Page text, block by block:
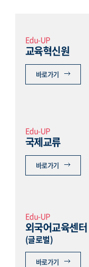
Edu-UP
교육혁신원
바로가기
Edu-UP
국제교류
바로가기
Edu-UP
외국어교육센터
(글로벌)
바로가기